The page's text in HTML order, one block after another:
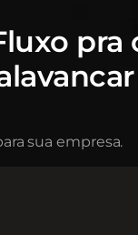
pra
sua empresa.